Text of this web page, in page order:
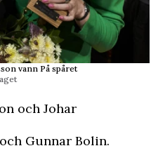
vann På spåret
och Johar
Gunnar Bolin.